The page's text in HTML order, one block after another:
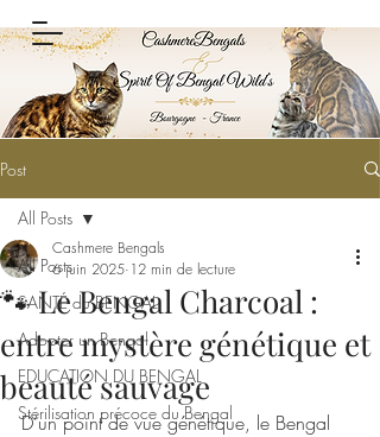
Post
All Posts
SANTÉ du BENGAL
Adopter un Bengal
EDUCATION DU BENGAL
Stérilisation précoce du Bengal
All Posts
🐾 Le Bengal Charcoal :
entre mystère génétique et
beauté sauvage
Cashmere Bengals
6 juin 2025 12 min de lecture
D’un point de vue génétique, le Bengal